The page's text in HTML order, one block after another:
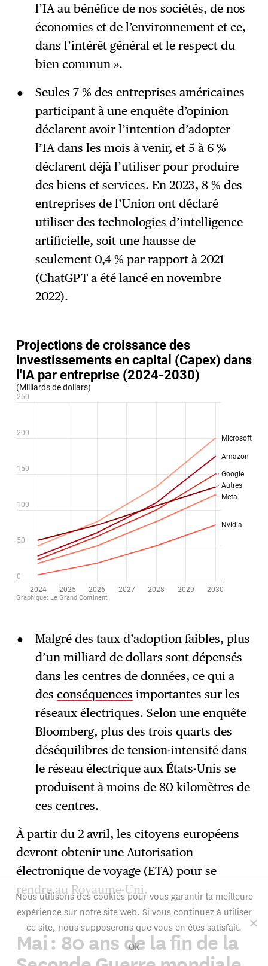
l’IA au bénéfice de nos sociétés, de nos
économies et de l’environnement et ce,
dans l’intérêt général et le respect du
bien commun ».
Seules 7 % des entreprises américaines
participant à une enquête d’opinion
déclarent avoir l’intention d’adopter
l’IA dans les mois à venir, et 5 à 6 %
déclarent déjà l’utiliser pour produire
des biens et services. En 2023, 8 % des
entreprises de l’Union ont déclaré
utiliser des technologies d’intelligence
artificielle, soit une hausse de
seulement 0,4 % par rapport à 2021
(ChatGPT a été lancé en novembre
2022).
Malgré des taux d’adoption faibles, plus
d’un milliard de dollars sont dépensés
dans les centres de données, ce qui a
des conséquences importantes sur les
réseaux électriques. Selon une enquête
Bloomberg, plus des trois quarts des
déséquilibres de tension-intensité dans
le réseau électrique aux États-Unis se
produisent à moins de 80 kilomètres de
ces centres.
À partir du 2 avril, les citoyens européens
devront obtenir une Autorisation
électronique de voyage (ETA) pour se
rendre au Royaume-Uni.
Mai : 80 ans de la fin de la
Nous utilisons des cookies pour vous garantir la meilleure
expérience sur notre site web. Si vous continuez à utiliser
ce site, nous supposerons que vous en êtes satisfait.
Ok